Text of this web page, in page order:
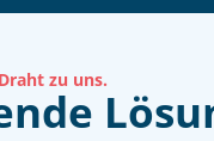
zu uns.